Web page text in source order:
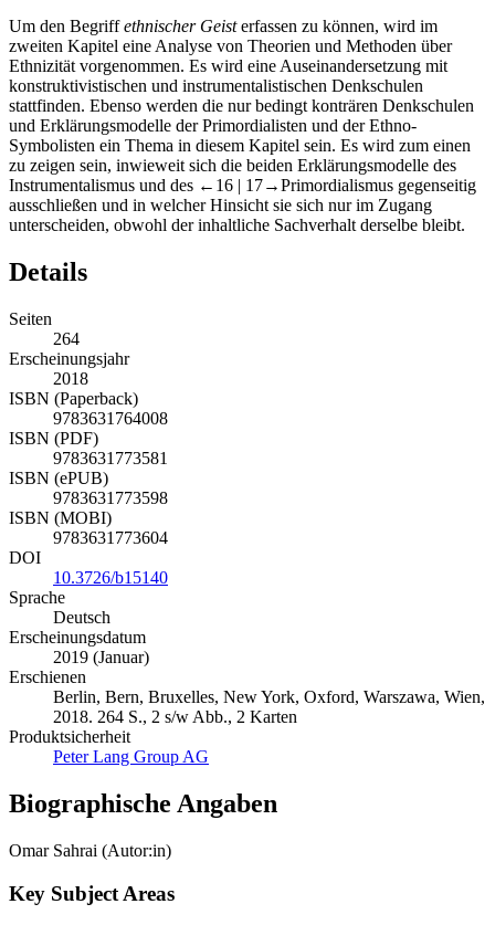
Um den Begriffethnischer Geisterfassen zu können, wird im
zweiten Kapitel eine Analyse von Theorien und Methoden über
Ethnizität vorgenommen. Es wird eine Auseinandersetzung mit
konstruktivistischen und instrumentalistischen Denkschulen
stattfinden. Ebenso werden die nur bedingt konträren Denkschulen
und Erklärungsmodelle der Primordialisten und der Ethno-
Symbolisten ein Thema in diesem Kapitel sein. Es wird zum einen
zu zeigen sein, inwieweit sich die beiden Erklärungsmodelle des
Instrumentalismus und des ←16 | 17→Primordialismus gegenseitig
ausschließen und in welcher Hinsicht sie sich nur im Zugang
unterscheiden, obwohl der inhaltliche Sachverhalt derselbe bleibt.
Details
Seiten
264
Erscheinungsjahr
2018
ISBN (Paperback)
9783631764008
ISBN (PDF)
9783631773581
ISBN (ePUB)
9783631773598
ISBN (MOBI)
9783631773604
DOI
10.3726/b15140
Sprache
Deutsch
Erscheinungsdatum
2019 (Januar)
Erschienen
Berlin, Bern, Bruxelles, New York, Oxford, Warszawa, Wien,
2018. 264 S., 2 s/w Abb., 2 Karten
Produktsicherheit
Peter Lang Group AG
Biographische Angaben
Omar Sahrai (Autor:in)
Key Subject Areas